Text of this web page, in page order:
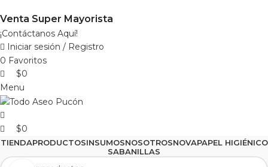
Venta Super Mayorista
¡Contáctanos Aquí!
Iniciar sesión / Registro
0 Favoritos
$0
Menu
$0
TIENDAPRODUCTOSINSUMOSNOSOTROSNOVAPAPEL HIGIÉNICO
SABANILLAS